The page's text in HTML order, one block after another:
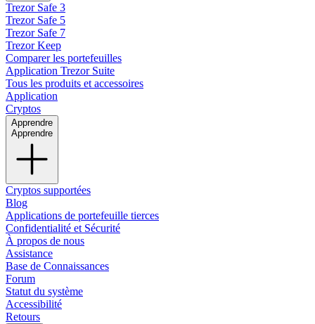
Trezor Safe 3
Trezor Safe 5
Trezor Safe 7
Trezor Keep
Comparer les portefeuilles
Application Trezor Suite
Tous les produits et accessoires
Application
Cryptos
Apprendre
Apprendre
Cryptos supportées
Blog
Applications de portefeuille tierces
Confidentialité et Sécurité
À propos de nous
Assistance
Base de Connaissances
Forum
Statut du système
Accessibilité
Retours